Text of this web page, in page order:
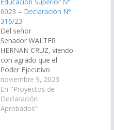
6023 – Declaración Nº
316/23
Del señor
Senador WALTER
HERNAN CRUZ, viendo
con agrado que el
Poder Ejecutivo
Provincial, a través del
Ministerio de
Educación, Cultura,
Ciencia y Tecnología,
noviembre 9, 2023
En "Proyectos de
Declaración
Aprobados"